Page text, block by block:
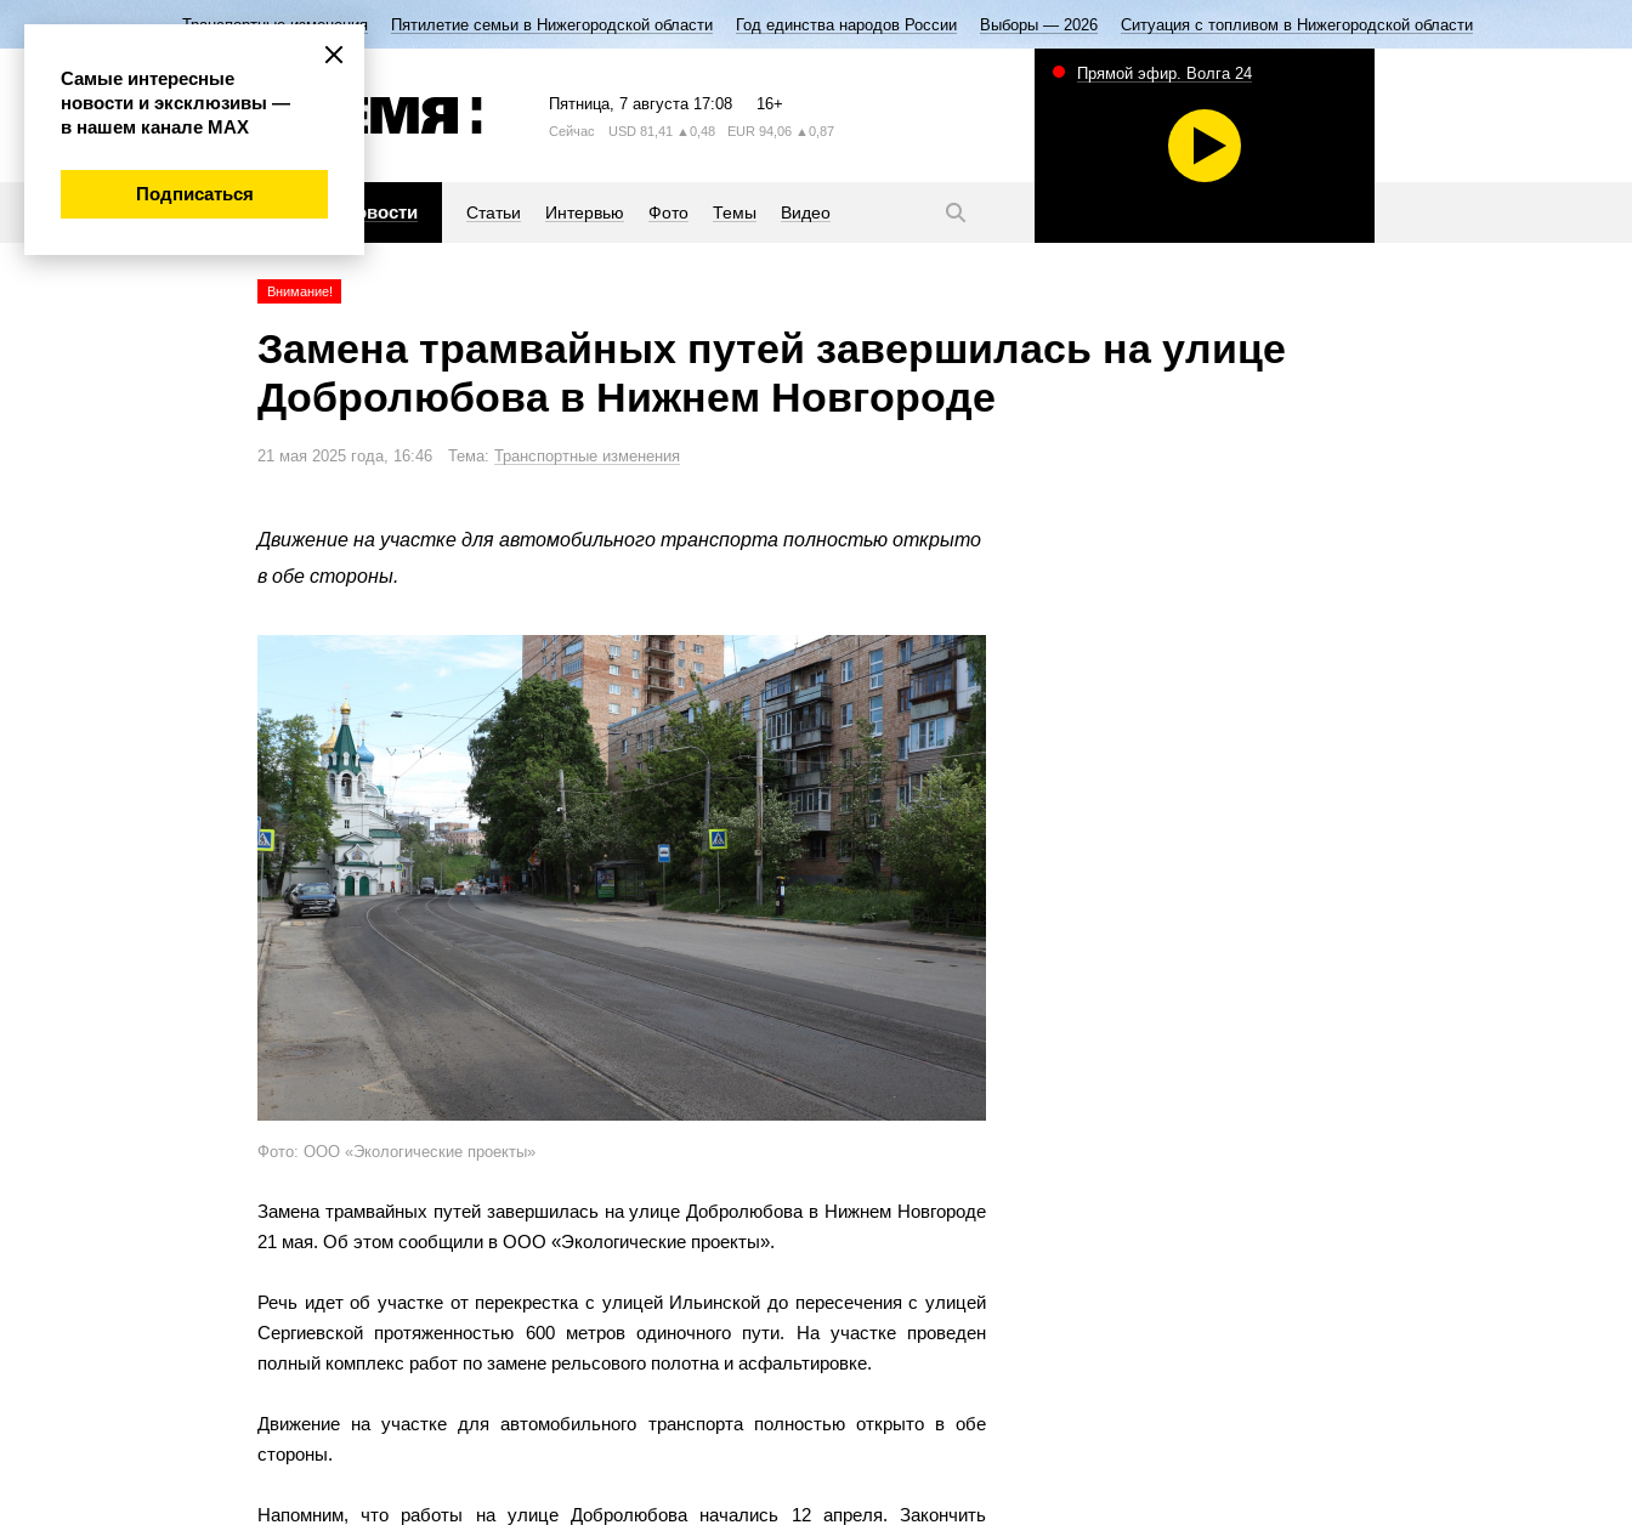
Транспортные изменения Пятилетие семьи в Нижегородской области Год единства народов России Выборы — 2026 Ситуация с топливом в Нижегородской области
Пятница, 7 августа 17:08 16+
Сейчас USD 81,41 ▲0,48 EUR 94,06 ▲0,87
Новости Статьи Интервью Фото Темы Видео
Прямой эфир. Волга 24
Внимание!
Замена трамвайных путей завершилась на улице
Добролюбова в Нижнем Новгороде
21 мая 2025 года, 16:46 Тема: Транспортные изменения
Движение на участке для автомобильного транспорта полностью открыто
в обе стороны.
Фото: ООО «Экологические проекты»
Замена трамвайных путей завершилась на улице Добролюбова в Нижнем Новгороде
21 мая. Об этом сообщили в ООО «Экологические проекты».
Речь идет об участке от перекрестка с улицей Ильинской до пересечения с улицей
Сергиевской протяженностью 600 метров одиночного пути. На участке проведен
полный комплекс работ по замене рельсового полотна и асфальтировке.
Движение на участке для автомобильного транспорта полностью открыто в обе
стороны.
Напомним, что работы на улице Добролюбова начались 12 апреля. Закончить
Самые интересные
новости и эксклюзивы —
в нашем канале МАХ
Подписаться